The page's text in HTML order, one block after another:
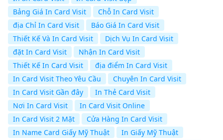
Bảng Giá In Card Visit
Chỗ In Card Visit
địa Chỉ In Card Visit
Báo Giá In Card Visit
Thiết Kế Và In Card Visit
Dịch Vụ In Card Visit
đặt In Card Visit
Nhận In Card Visit
Thiết Kế In Card Visit
địa điểm In Card Visit
In Card Visit Theo Yêu Cầu
Chuyên In Card Visit
In Card Visit Gần đây
In Thẻ Card Visit
Nơi In Card Visit
In Card Visit Online
In Card Visit 2 Mặt
Cửa Hàng In Card Visit
In Name Card Giấy Mỹ Thuật
In Giấy Mỹ Thuật